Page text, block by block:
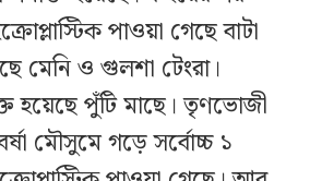
পাওয়া গেছে বাটা
মেনি ও গুলশা টেংরা।
হয়েছে পুঁটি মাছে। তৃণভোজী
মৌসুমে গড়ে সর্বোচ্চ ১